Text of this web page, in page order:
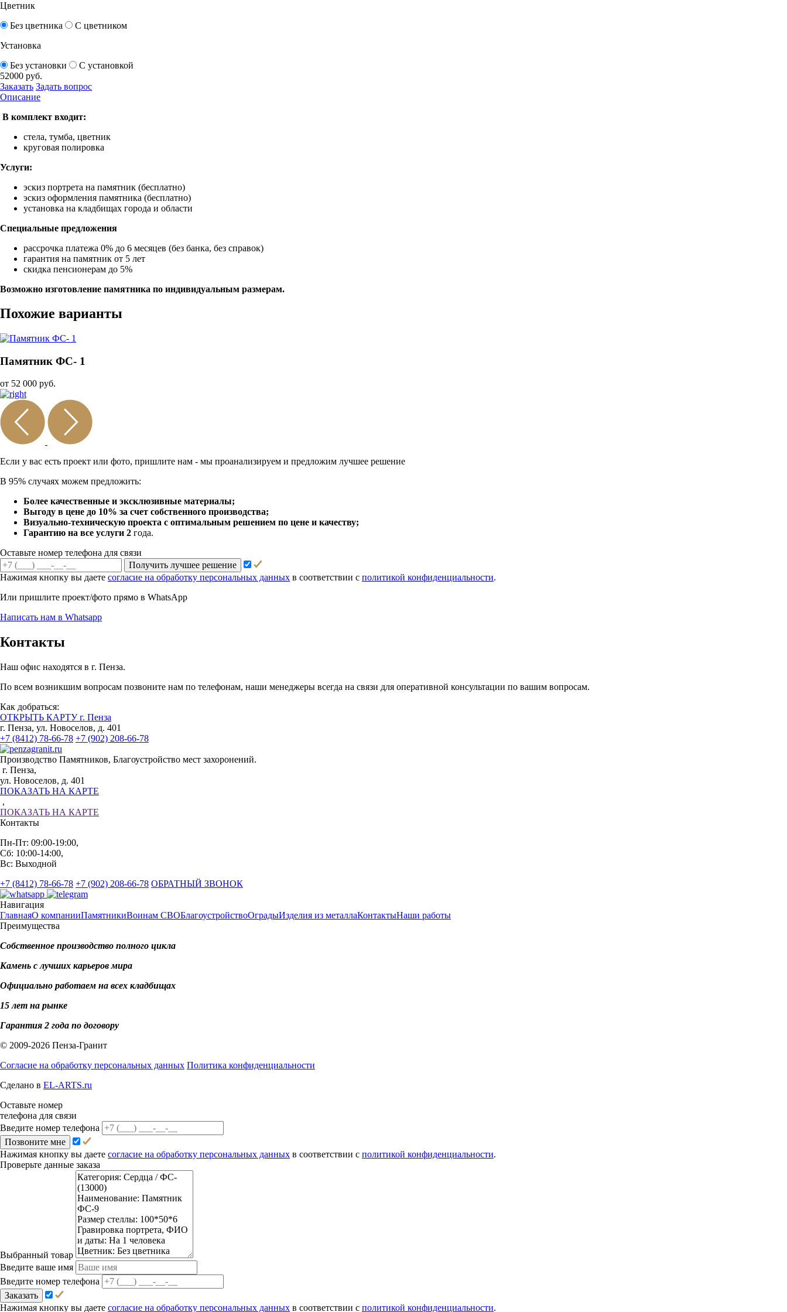
Цветник
Без цветника
С цветником
Установка
Без установки
С установкой
52000 руб.
Заказать Задать вопрос
Описание
В комплект входит:
стела, тумба, цветник
круговая полировка
Услуги:
эскиз портрета на памятник (бесплатно)
эскиз оформления памятника (бесплатно)
установка на кладбищах города и области
Специальные предложения
рассрочка платежа 0% до 6 месяцев (без банка, без справок)
гарантия на памятник от 5 лет
скидка пенсионерам до 5%
Возможно изготовление памятника по индивидуальным размерам.
Похожие варианты
Памятник ФС- 1
от 52 000 руб.
Если у вас есть проект или фото, пришлите нам - мы проанализируем и предложим лучшее решение
В 95% случаях можем предложить:
Более качественные и эксклюзивные материалы;
Выгоду в цене до 10% за счет собственного производства;
Визуально-техническую проекта с оптимальным решением по цене и качеству;
Гарантию на все услуги 2 года.
Оставьте номер телефона для связи
Получить лучшее решение
Нажимая кнопку вы даете согласие на обработку персональных данных в соответствии с политикой конфиденциальности.
Или пришлите проект/фото прямо в WhatsApp
Написать нам в Whatsapp
Контакты
Наш офис находятся в г. Пенза.
По всем возникшим вопросам позвоните нам по телефонам, наши менеджеры всегда на связи для оперативной консультации по вашим вопросам.
Как добраться:
ОТКРЫТЬ КАРТУ г. Пенза
г. Пенза, ул. Новоселов, д. 401
+7 (8412) 78-66-78 +7 (902) 208-66-78
Производство Памятников, Благоустройство мест захоронений.
г. Пенза,
ул. Новоселов, д. 401
ПОКАЗАТЬ НА КАРТЕ
,
ПОКАЗАТЬ НА КАРТЕ
Контакты
Пн-Пт: 09:00-19:00,
Сб: 10:00-14:00,
Вс: Выходной
+7 (8412) 78-66-78 +7 (902) 208-66-78 ОБРАТНЫЙ ЗВОНОК
Навигация
ГлавнаяО компанииПамятникиВоинам СВОБлагоустройствоОградыИзделия из металлаКонтактыНаши работы
Преимущества
Собственное производство полного цикла
Камень с лучших карьеров мира
Официально работаем на всех кладбищах
15 лет на рынке
Гарантия 2 года по договору
© 2009-2026 Пенза-Гранит
Согласие на обработку персональных данных Политика конфиденциальности
Сделано в EL-ARTS.ru
Оставьте номер
телефона для связи
Введите номер телефона
Позвоните мне
Нажимая кнопку вы даете согласие на обработку персональных данных в соответствии с политикой конфиденциальности.
Проверьте данные заказа
Выбранный товар
Введите ваше имя
Введите номер телефона
Заказать
Нажимая кнопку вы даете согласие на обработку персональных данных в соответствии с политикой конфиденциальности.